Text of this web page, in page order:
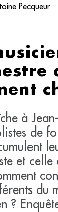
Pecqueur
à
de
et celle
du
?